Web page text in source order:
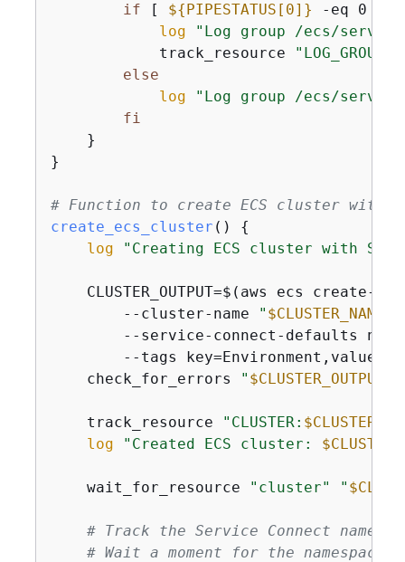
if [ ${PIPESTATUS[0]} -eq 0 ];
log
"Log group /ecs/
            track_resource
else
log
"Log group /ecs/
fi
    }
}
# Function to create ECS cluster with
create_ecs_cluster () {
log
"Creating ECS cluster with
CLUSTER_OUTPUT=$(aws ecs create-
        --cluster-name
" $CLUSTER_NAME
--service-connect-defaults
--tags
    check_for_errors
" $CLUSTER_OUTPUT
    track_resource
"CLUSTER:
log
"Created ECS cluster:
    wait_for_resource
"cluster" "
# Track the Service Connect
# Wait a moment for the namespace